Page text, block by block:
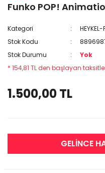
Funko POP!
Kategori HEYKEL-
Stok Kodu
Stok Durumu
Yok
* 154,81 TL den başlayan
1.500,00 TL
GELİNCE